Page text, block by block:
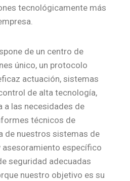
tecnológicamente más
de un centro de
único, un protocolo
actuación, sistemas
de alta tecnología,
a las necesidades de
técnicos de
de nuestros sistemas de
asesoramiento específico
seguridad adecuadas
nuestro objetivo es su